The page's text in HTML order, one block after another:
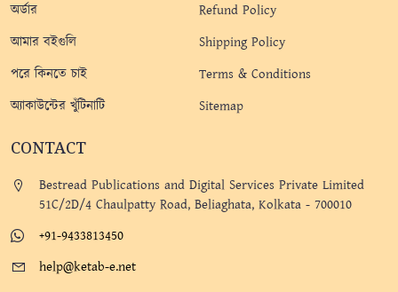
অর্ডার
আমার বইগুলি
পরে কিনতে চাই
অ্যাকাউন্টের খুঁটিনাটি
Refund Policy
Shipping Policy
Terms & Conditions
Sitemap
CONTACT
Bestread Publications and Digital Services Private Limited
51C/2D/4 Chaulpatty Road, Beliaghata, Kolkata - 700010
+91-9433813450
help@ketab-e.net